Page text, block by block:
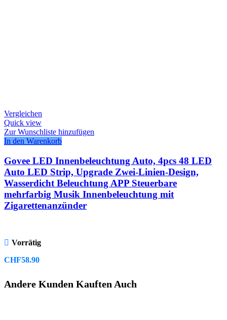
Vergleichen
Quick view
Zur Wunschliste hinzufügen
In den Warenkorb
Govee LED Innenbeleuchtung Auto, 4pcs 48 LED
Auto LED Strip, Upgrade Zwei-Linien-Design,
Wasserdicht Beleuchtung APP Steuerbare
mehrfarbig Musik Innenbeleuchtung mit
Zigarettenanzünder
Vorrätig
CHF58.90
Andere Kunden Kauften Auch